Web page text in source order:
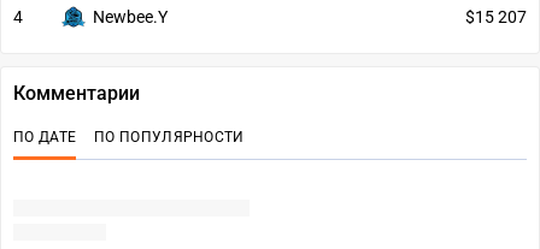
4 Newbee.Y $15 207
Комментарии
ПО ДАТЕ ПО ПОПУЛЯРНОСТИ